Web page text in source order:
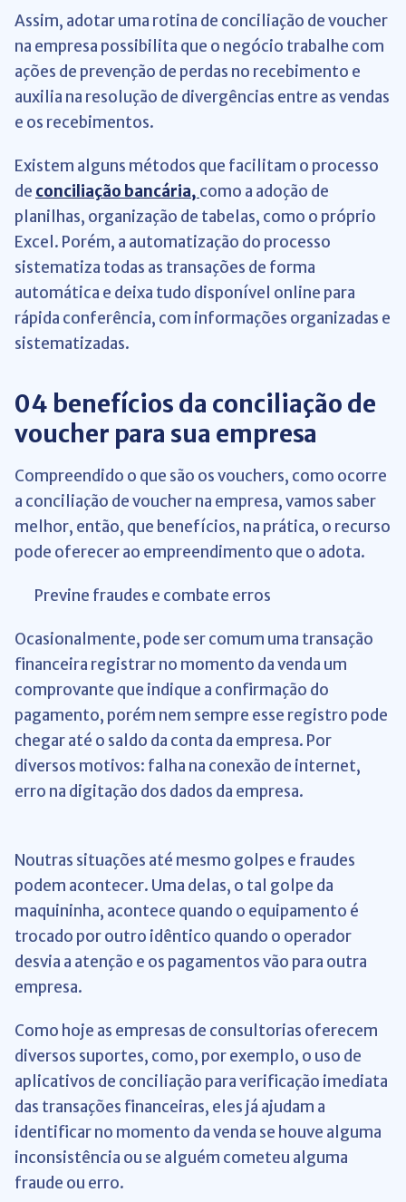
Assim, adotar uma rotina de conciliação de voucher
na empresa possibilita que o negócio trabalhe com
ações de prevenção de perdas no recebimento e
auxilia na resolução de divergências entre as vendas
e os recebimentos.
Existem alguns métodos que facilitam o processo
de conciliação bancária, como a adoção de
planilhas, organização de tabelas, como o próprio
Excel. Porém, a automatização do processo
sistematiza todas as transações de forma
automática e deixa tudo disponível online para
rápida conferência, com informações organizadas e
sistematizadas.
04 benefícios da conciliação de
voucher para sua empresa
Compreendido o que são os vouchers, como ocorre
a conciliação de voucher na empresa, vamos saber
melhor, então, que benefícios, na prática, o recurso
pode oferecer ao empreendimento que o adota.
Previne fraudes e combate erros
Ocasionalmente, pode ser comum uma transação
financeira registrar no momento da venda um
comprovante que indique a confirmação do
pagamento, porém nem sempre esse registro pode
chegar até o saldo da conta da empresa. Por
diversos motivos: falha na conexão de internet,
erro na digitação dos dados da empresa.
Noutras situações até mesmo golpes e fraudes
podem acontecer. Uma delas, o tal golpe da
maquininha, acontece quando o equipamento é
trocado por outro idêntico quando o operador
desvia a atenção e os pagamentos vão para outra
empresa.
Como hoje as empresas de consultorias oferecem
diversos suportes, como, por exemplo, o uso de
aplicativos de conciliação para verificação imediata
das transações financeiras, eles já ajudam a
identificar no momento da venda se houve alguma
inconsistência ou se alguém cometeu alguma
fraude ou erro.